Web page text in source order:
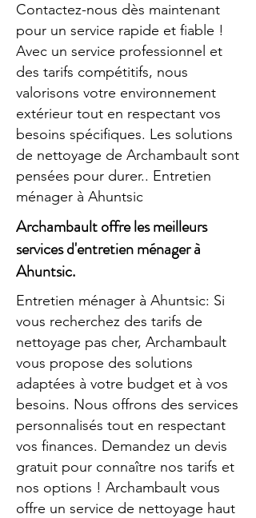
Contactez-nous dès maintenant
pour un service rapide et fiable !
Avec un service professionnel et
des tarifs compétitifs, nous
valorisons votre environnement
extérieur tout en respectant vos
besoins spécifiques. Les solutions
de nettoyage de Archambault sont
pensées pour durer.. Entretien
ménager à Ahuntsic
Archambault offre les meilleurs
services d'entretien ménager à
Ahuntsic.
Entretien ménager à Ahuntsic: Si
vous recherchez des tarifs de
nettoyage pas cher, Archambault
vous propose des solutions
adaptées à votre budget et à vos
besoins. Nous offrons des services
personnalisés tout en respectant
vos finances. Demandez un devis
gratuit pour connaître nos tarifs et
nos options ! Archambault vous
offre un service de nettoyage haut